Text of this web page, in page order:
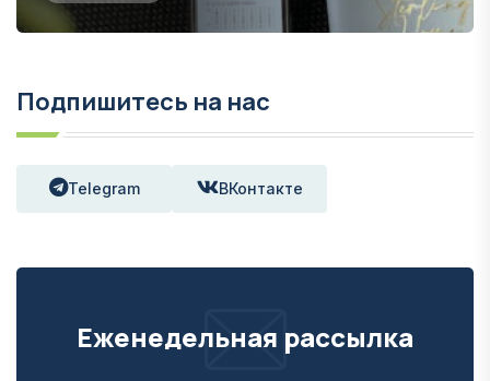
Подпишитесь на нас
Telegram ВКонтакте
Еженедельная рассылка